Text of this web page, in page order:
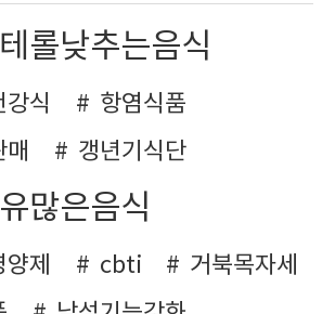
롤낮추는음식
강식
항염식품
매
갱년기식단
많은음식
제 cbti
거북목자세